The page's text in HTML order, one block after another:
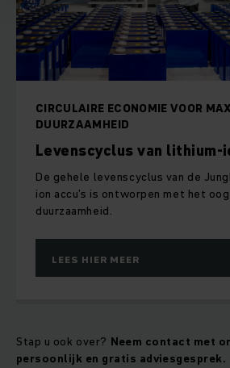
CIRCULAIRE ECONOMIE VOOR
DUURZAAMHEID
Levenscyclus van lithium-
De gehele levenscyclus van de
ion accu’s is ontworpen met het
duurzaamheid.
LEES HIER MEER
Stap u ook over? Neem contact met
persoonlijk en gratis adviesgesprek.